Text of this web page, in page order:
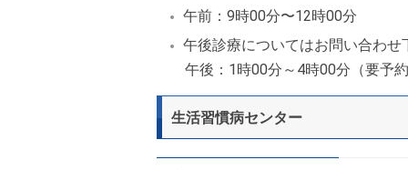
午前：9時00分〜12時00分
午後診療についてはお問い合わせ
午後：1時00分～4時00分（要予約
生活習慣病センター